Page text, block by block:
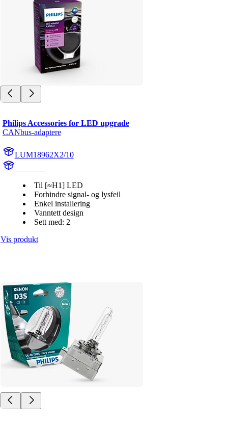
Philips Accessories for LED upgrade
CANbus-adaptere
LUM18962X2/10
Til [≈H1] LED
Forhindre signal- og lysfeil
Enkel installering
Vanntett design
Sett med: 2
Vis produkt